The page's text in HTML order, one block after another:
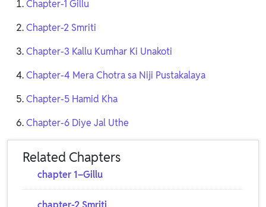
Chapter-1 Gillu
Chapter-2 Smriti
Chapter-3 Kallu Kumhar Ki Unakoti
Chapter-4 Mera Chotra sa Niji Pustakalaya
Chapter-5 Hamid Kha
Chapter-6 Diye Jal Uthe
Related Chapters
chapter 1–Gillu